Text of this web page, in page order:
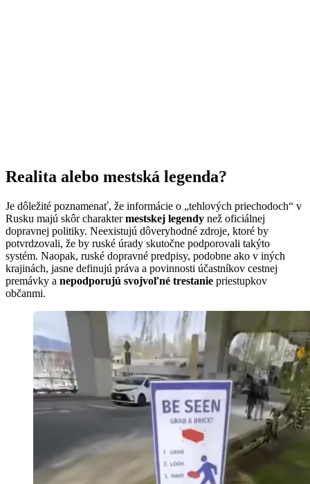
Realita alebo mestská legenda?
Je dôležité poznamenať, že informácie o „tehlových priechodoch“ v
Rusku majú skôr charaktermestskej legendy než oficiálnej
dopravnej politiky. Neexistujú dôveryhodné zdroje, ktoré by
potvrdzovali, že by ruské úrady skutočne podporovali takýto
systém. Naopak, ruské dopravné predpisy, podobne ako v iných
krajinách, jasne definujú práva a povinnosti účastníkov cestnej
premávky a nepodporujú svojvoľné trestanie priestupkov
občanmi.